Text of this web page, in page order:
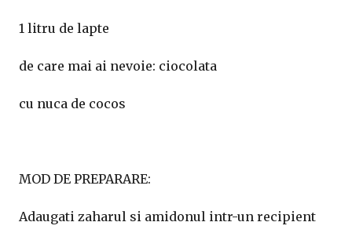
1 litru de lapte
de care mai ai nevoie: ciocolata
cu nuca de cocos
MOD DE PREPARARE:
Adaugati zaharul si amidonul intr-un recipient